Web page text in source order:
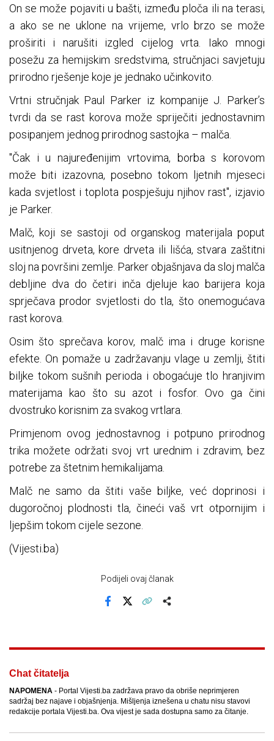
On se može pojaviti u bašti, između ploča ili na terasi,
a ako se ne uklone na vrijeme, vrlo brzo se može
proširiti i narušiti izgled cijelog vrta. Iako mnogi
posežu za hemijskim sredstvima, stručnjaci savjetuju
prirodno rješenje koje je jednako učinkovito.
Vrtni stručnjak Paul Parker iz kompanije J. Parker’s
tvrdi da se rast korova može spriječiti jednostavnim
posipanjem jednog prirodnog sastojka – malča.
"Čak i u najuređenijim vrtovima, borba s korovom
može biti izazovna, posebno tokom ljetnih mjeseci
kada svjetlost i toplota pospješuju njihov rast", izjavio
je Parker.
Malč, koji se sastoji od organskog materijala poput
usitnjenog drveta, kore drveta ili lišća, stvara zaštitni
sloj na površini zemlje. Parker objašnjava da sloj malča
debljine dva do četiri inča djeluje kao barijera koja
sprječava prodor svjetlosti do tla, što onemogućava
rast korova.
Osim što sprečava korov, malč ima i druge korisne
efekte. On pomaže u zadržavanju vlage u zemlji, štiti
biljke tokom sušnih perioda i obogaćuje tlo hranjivim
materijama kao što su azot i fosfor. Ovo ga čini
dvostruko korisnim za svakog vrtlara.
Primjenom ovog jednostavnog i potpuno prirodnog
trika možete održati svoj vrt urednim i zdravim, bez
potrebe za štetnim hemikalijama.
Malč ne samo da štiti vaše biljke, već doprinosi i
dugoročnoj plodnosti tla, čineći vaš vrt otpornijim i
ljepšim tokom cijele sezone.
(Vijesti.ba)
Podijeli ovaj članak
Chat čitatelja
NAPOMENA - Portal Vijesti.ba zadržava pravo da obriše neprimjeren
sadržaj bez najave i objašnjenja. Mišljenja iznešena u chatu nisu stavovi
redakcije portala Vijesti.ba. Ova vijest je sada dostupna samo za čitanje.